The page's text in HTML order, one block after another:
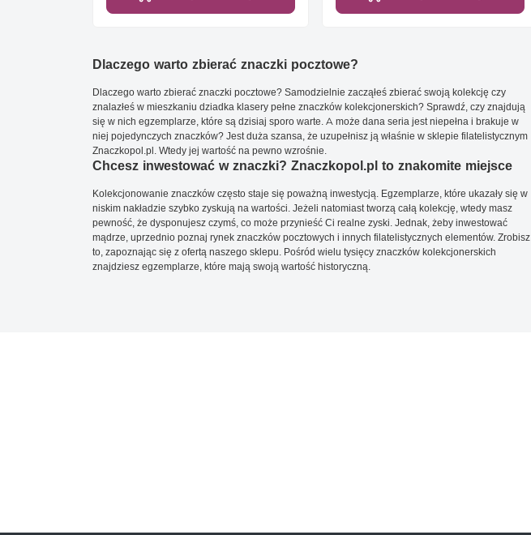
Dlaczego warto zbierać znaczki pocztowe?
Dlaczego warto zbierać znaczki pocztowe? Samodzielnie zacząłeś zbierać swoją kolekcję czy
znalazłeś w mieszkaniu dziadka klasery pełne znaczków kolekcjonerskich? Sprawdź, czy znajdują
się w nich egzemplarze, które są dzisiaj sporo warte. A może dana seria jest niepełna i brakuje w
niej pojedynczych znaczków? Jest duża szansa, że uzupełnisz ją właśnie w sklepie filatelistycznym
Znaczkopol.pl. Wtedy jej wartość na pewno wzrośnie.
Chcesz inwestować w znaczki? Znaczkopol.pl to znakomite miejsce
Kolekcjonowanie znaczków często staje się poważną inwestycją. Egzemplarze, które ukazały się w
niskim nakładzie szybko zyskują na wartości. Jeżeli natomiast tworzą całą kolekcję, wtedy masz
pewność, że dysponujesz czymś, co może przynieść Ci realne zyski. Jednak, żeby inwestować
mądrze, uprzednio poznaj rynek znaczków pocztowych i innych filatelistycznych elementów. Zrobisz
to, zapoznając się z ofertą naszego sklepu. Pośród wielu tysięcy znaczków kolekcjonerskich
znajdziesz egzemplarze, które mają swoją wartość historyczną.